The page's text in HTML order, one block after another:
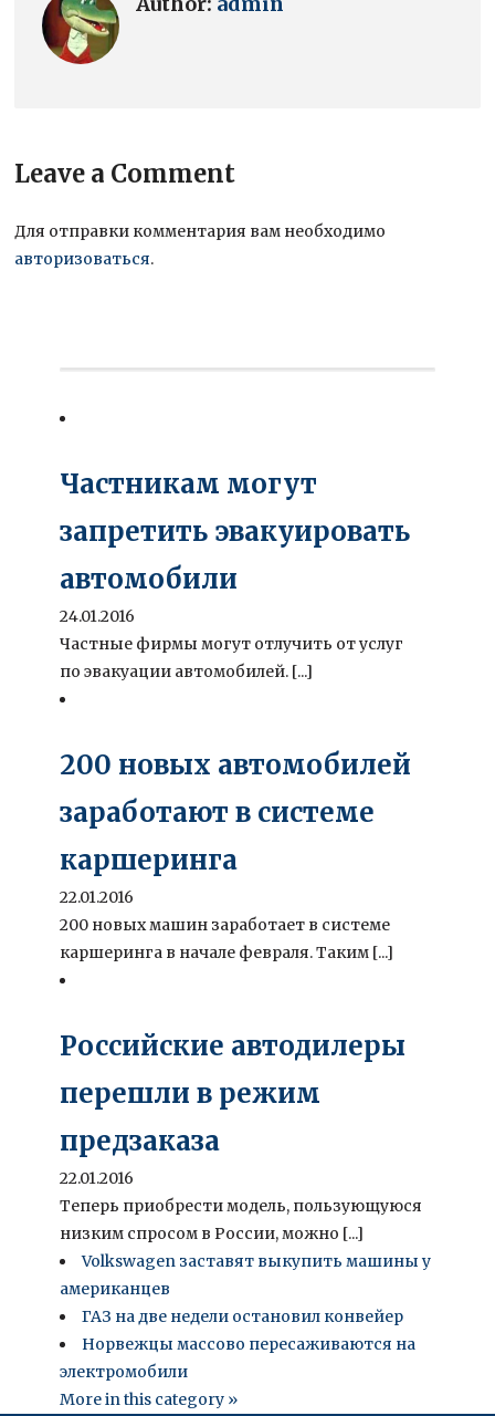
Leave a Comment
Для отправки комментария вам необходимо
авторизоваться.
Частникам могут
запретить эвакуировать
автомобили
24.01.2016
Частные фирмы могут отлучить от услуг
по эвакуации автомобилей. [...]
200 новых автомобилей
заработают в системе
каршеринга
22.01.2016
200 новых машин заработает в системе
каршеринга в начале февраля. Таким [...]
Российские автодилеры
перешли в режим
предзаказа
22.01.2016
Теперь приобрести модель, пользующуюся
низким спросом в России, можно [...]
Volkswagen заставят выкупить машины у
американцев
ГАЗ на две недели остановил конвейер
Норвежцы массово пересаживаются на
электромобили
More in this category »